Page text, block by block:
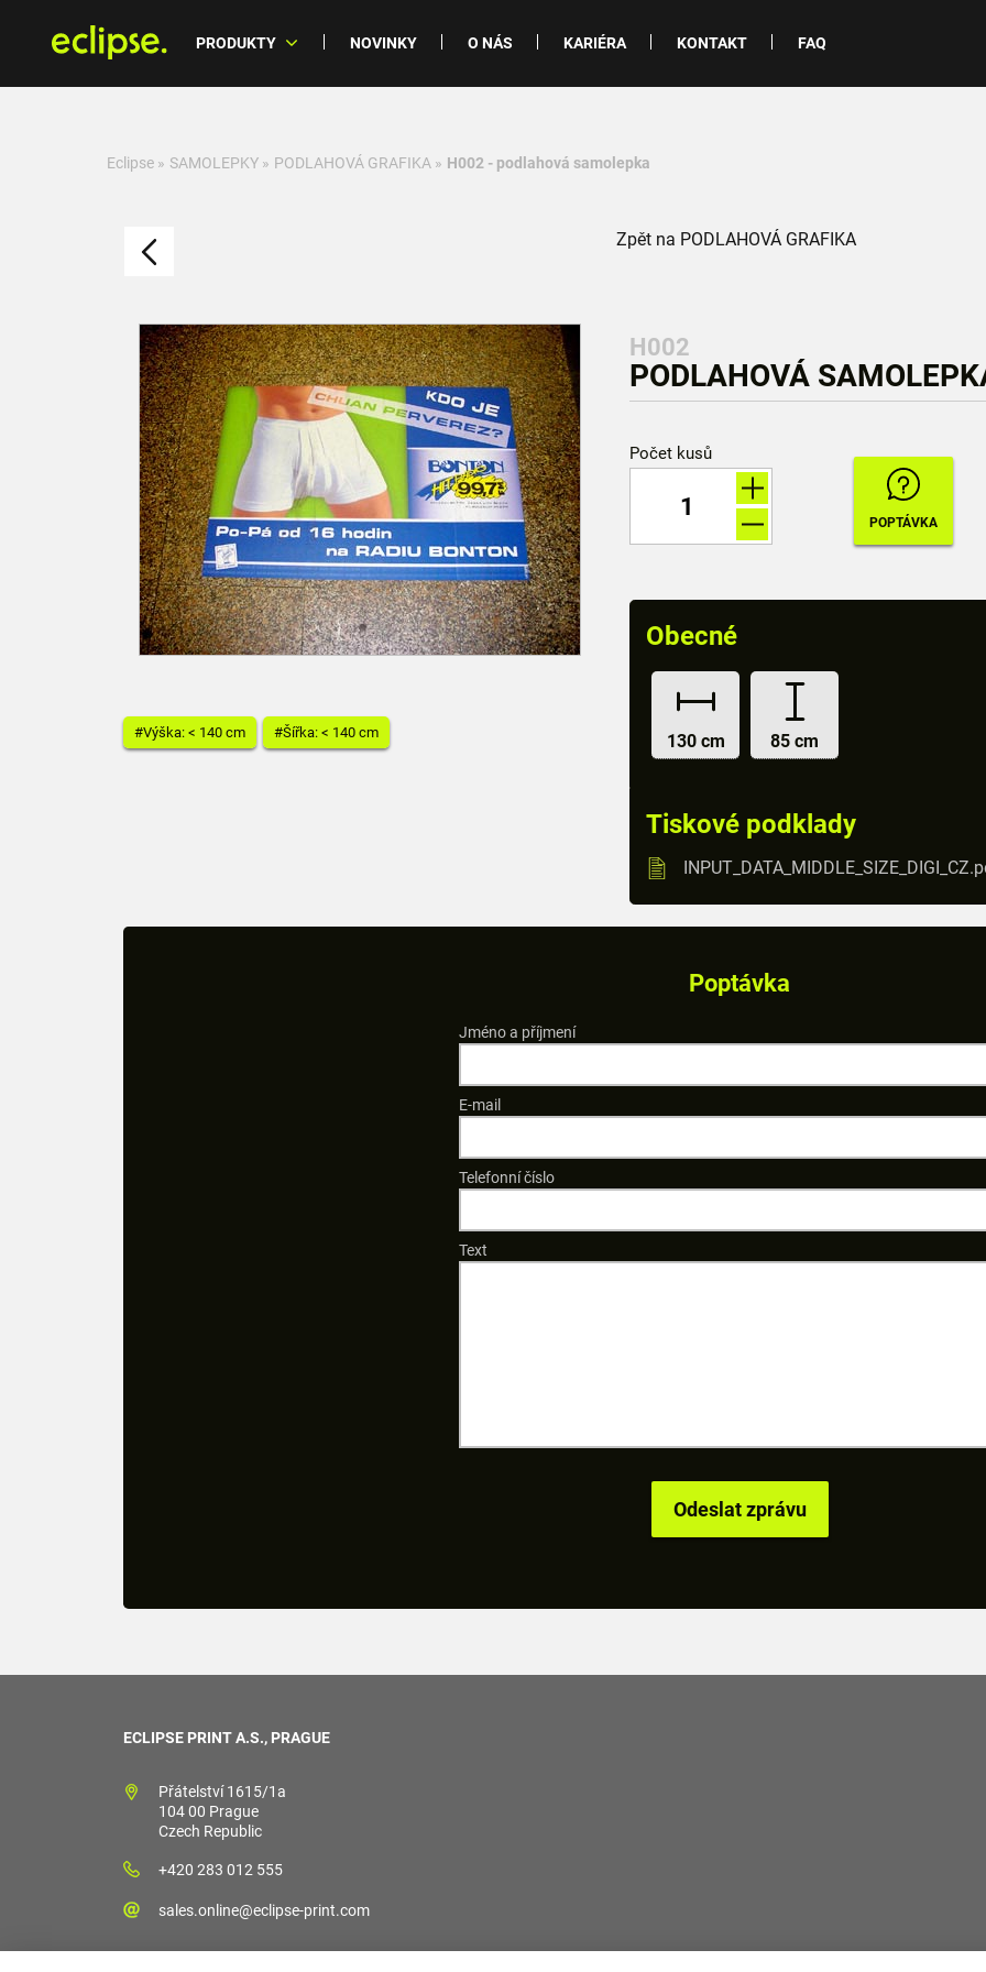
PRODUKTY NOVINKY O NÁS KARIÉRA KONTAKT FAQ
Eclipse » SAMOLEPKY » PODLAHOVÁ GRAFIKA » H002 - podlahová samolepka
Zpět na PODLAHOVÁ GRAFIKA
#Výška: < 140 cm #Šířka: < 140 cm
H002
PODLAHOVÁ
Počet kusů
Obecné
130 cm 85 cm
Tiskové podklady
Poptávka
Jméno a příjmení
E-mail
Telefonní číslo
Text
ECLIPSE PRINT A.S., PRAGUE
Přátelství 1615/1a
104 00 Prague
Czech Republic
+420 283 012 555
sales.online@eclipse-print.com